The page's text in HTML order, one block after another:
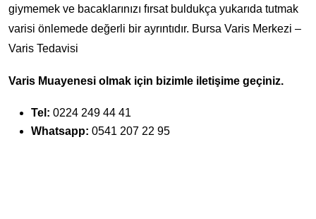
giymemek ve bacaklarınızı fırsat buldukça yukarıda tutmak
varisi önlemede değerli bir ayrıntıdır. Bursa Varis Merkezi –
Varis Tedavisi
Varis Muayenesi olmak için bizimle iletişime geçiniz.
Tel: 0224 249 44 41
Whatsapp: 0541 207 22 95